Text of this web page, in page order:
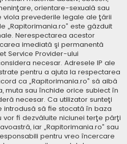
orientare-sexuală sau
prevederile legale ale ţării
„Rapitorimania.ro” este găzduit
Nerespectarea acestor
imediată şi permanentă
Service Provider-ului
necesar. Adresele IP ale
pentru a ajuta la respectarea
ca „Rapitorimania.ro” să aibă
muta sau închide orice subiect în
necesar. Ca utilizator sunteţi
să fie stocată în baza
fi dezvăluite niciunei terţe părţi
iar „Rapitorimania.ro” sau
pentru vreo încercare